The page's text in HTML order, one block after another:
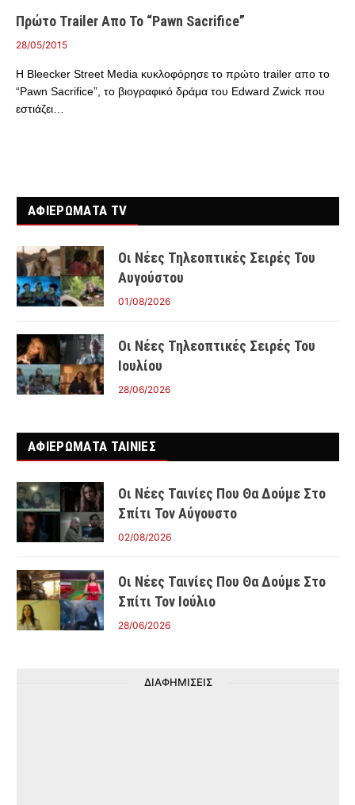
Πρώτο Trailer Απο Το “Pawn Sacrifice”
28/05/2015
Η Bleecker Street Media κυκλοφόρησε το πρώτο trailer απο το
“Pawn Sacrifice”, το βιογραφικό δράμα του Edward Zwick που
εστιάζει…
ΑΦΙΕΡΩΜΑΤΑ TV
Οι Νέες Τηλεοπτικές Σειρές Του
Αυγούστου
01/08/2026
Οι Νέες Τηλεοπτικές Σειρές Του
Ιουλίου
28/06/2026
ΑΦΙΕΡΩΜΑΤΑ ΤΑΙΝΊΕΣ
Οι Νέες Ταινίες Που Θα Δούμε Στο
Σπίτι Τον Αύγουστο
02/08/2026
Οι Νέες Ταινίες Που Θα Δούμε Στο
Σπίτι Τον Ιούλιο
28/06/2026
ΔΙΑΦΗΜΙΣΕΙΣ